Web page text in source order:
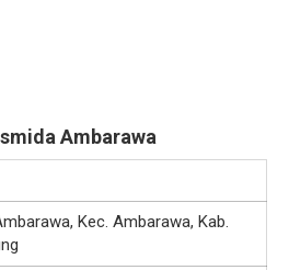
Ambarawa
Kec. Ambarawa, Kab.